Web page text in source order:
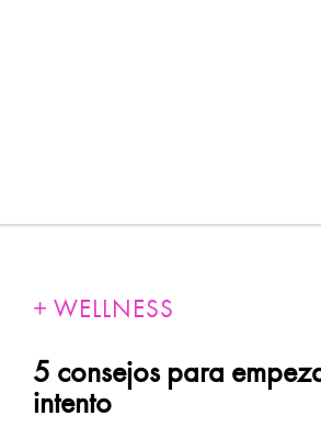
WELLNESS
5 consejos para
intento